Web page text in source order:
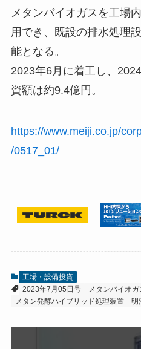
メタンバイオガスを工場
用でき、既設の排水処理
能となる。
2023年6月に着工し、
資額は約9.4億円。
https://www.meiji.co.jp/
/0517_01/
工場・設備投資
2023年7月05日号
メタンバイオガ
メタン発酵ハイブリッド処理装置
明